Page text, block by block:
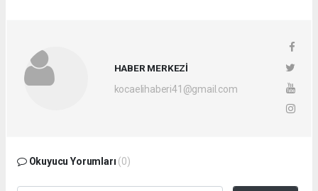
HABER MERKEZİ
kocaelihaberi41@gmail.com
Okuyucu Yorumları (0)